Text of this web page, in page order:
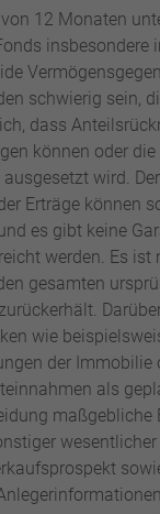
12 Monaten
insbesondere
schwierig sein,
dass
können oder
wird.
Erträge können
es gibt keine
werden. Es ist
gesamten
wie
der Immobilie
als
maßgebliche